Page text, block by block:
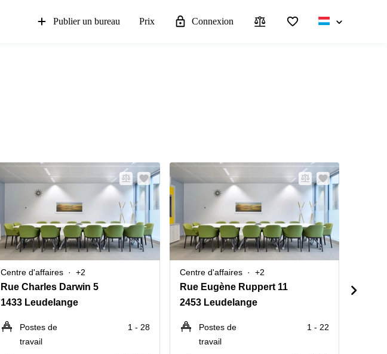
Publier un bureau Prix Connexion
Centre d'affaires +2
Rue Charles Darwin 5
1433 Leudelange
Postes de
travail
1 - 28
Centre d'affaires +2
Rue Eugène Ruppert 11
2453 Leudelange
Postes de
travail
1 - 22